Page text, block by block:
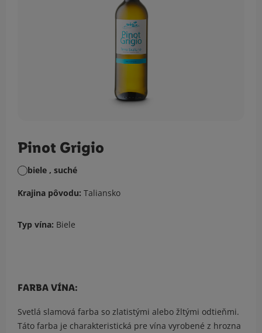
Pinot Grigio
biele , suché
Krajina pôvodu: Taliansko
Typ vína: Biele
FARBA VÍNA:
Svetlá slamová farba so zlatistými alebo žltými odtieňmi.
Táto farba je charakteristická pre vína vyrobené z hrozna